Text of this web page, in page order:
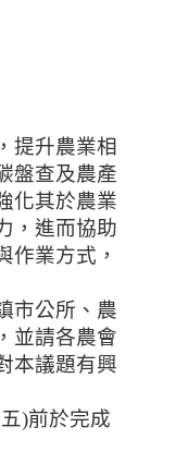
提升農業相
盤查及農產
化其於農業
，進而協助
作業方式，
市公所、農
並請各農會
本議題有興
)前於完成